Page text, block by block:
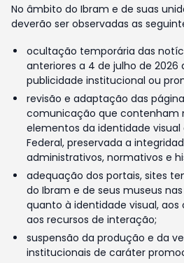
No âmbito do Ibram e de suas
deverão ser observadas as
ocultação temporária das
anteriores a 4 de julho de
publicidade institucional ou
revisão e adaptação das
comunicação que contenham
elementos da identidade visual
Federal, preservada a
administrativos, normativos e
adequação dos portais, sites
do Ibram e de seus museus
quanto à identidade visual,
aos recursos de interação;
suspensão da produção e da
institucionais de caráter